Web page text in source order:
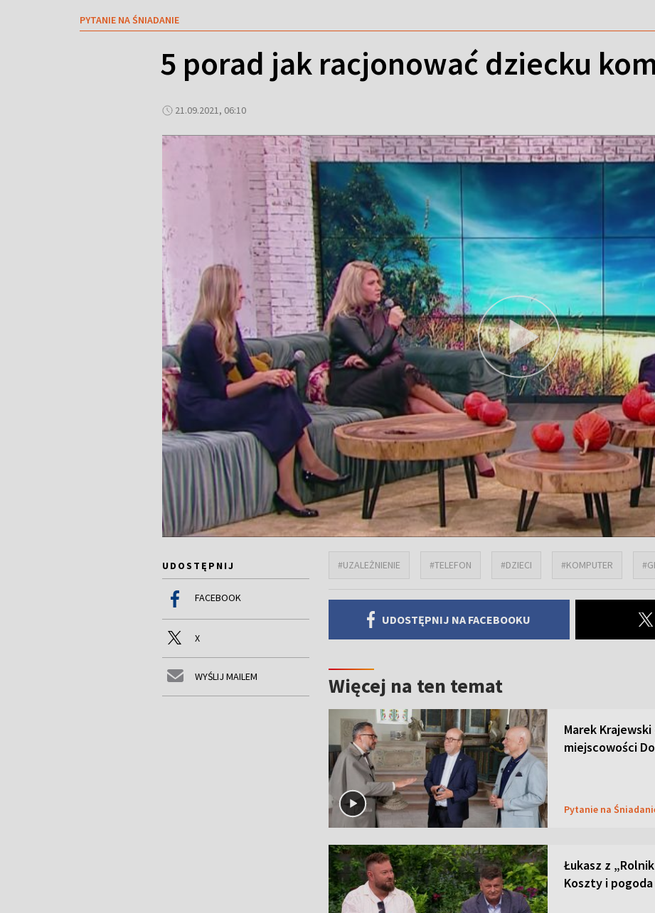
PYTANIE NA ŚNIADANIE
5 porad jak racjonować dziecku
21.09.2021, 06:10
UDOSTĘPNIJ
FACEBOOK
X
WYŚLIJ MAILEM
#UZALEŻNIENIE #TELEFON #DZIECI #KOMPUTER
UDOSTĘPNIJ NA FACEBOOKU
Więcej na ten temat
Marek
miejscowości
Pytanie na
Łukasz z
Koszty i